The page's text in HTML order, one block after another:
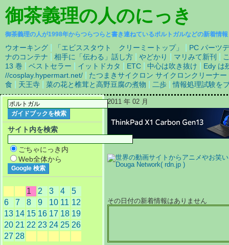
御茶義理の人のにっき
御茶義理の人が1998年からつらつらと書き連ねているポルトガルなどの新着情報
ウオーキング 「エビススタウト クリーミートップ」
PC パーツ
ナのコンテナ
相手に「伝わる」話し方 やどかり マリみて新刊
13 巻
ベストセラー イットドカタ ETC 中心は吹き抜け
Edy は
//cosplay.hypermart.net/
たつまきサイクロン サイクロンクリーナ
食
天王寺 菜の花と椎茸と高野豆腐の煮物 二歩 |情報処理試験を
2011 年 02 月
その日付の新着情報はありません
サイト内を検索
ごちゃにっき内
Web全体から
1 2 3 4
5
6
7 8 9 10 11 12
13 14 15 16 17 18 19
20 21 22 23 24 25 26
27 28